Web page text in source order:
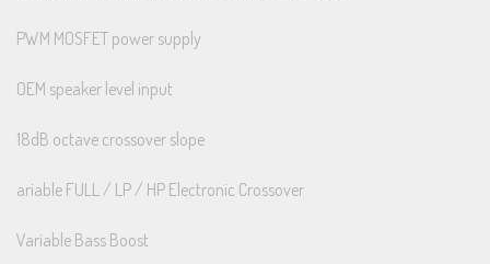
PWM MOSFET power supply
OEM speaker level input
18dB octave crossover slope
ariable FULL / LP / HP Electronic Crossover
Variable Bass Boost